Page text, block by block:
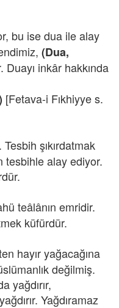
bu ise dua ile alay
(Dua,
Duayı inkâr hakkında
[Fetava-i Fıkhiyye s.
şıkırdatmak
tesbihle alay ediyor.
teâlânın emridir.
küfürdür.
hayır yağacağına
değilmiş.
yağdırır,
Yağdıramaz